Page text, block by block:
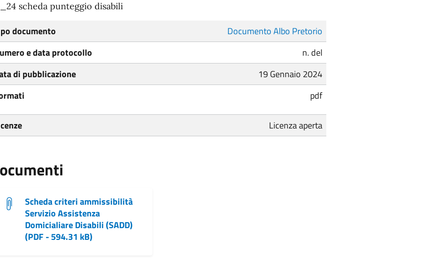
scheda punteggio disabili
documento
Documento Albo Pretorio
e data protocollo
n. del
di pubblicazione
19 Gennaio 2024
pdf
Licenza aperta
Scheda criteri ammissibilità
Servizio Assistenza
Domicialiare Disabili (SADD)
(PDF - 594.31 kB)